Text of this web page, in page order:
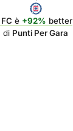
è +92% better
di Punti Per Gara